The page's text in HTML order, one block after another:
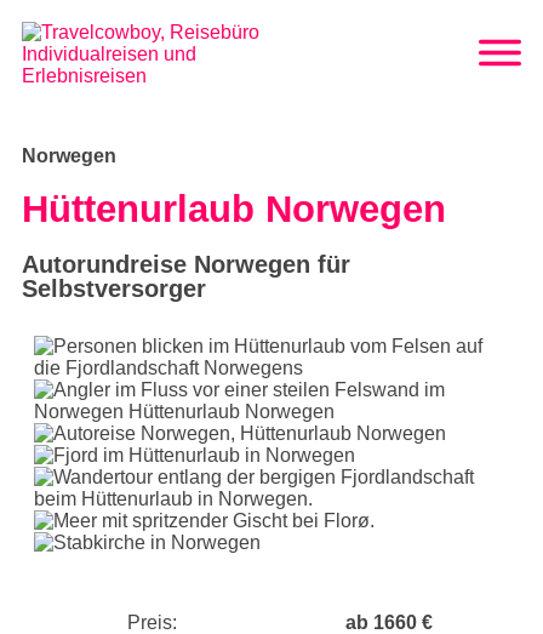
Norwegen
Hüttenurlaub Norwegen
Autorundreise Norwegen für
Selbstversorger
Preis:
ab 1660 €